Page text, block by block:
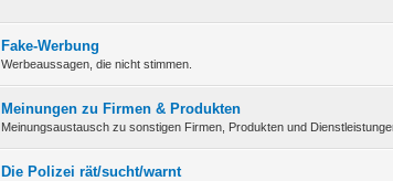
Fake-Werbung
Werbeaussagen, die nicht stimmen.
Meinungen zu Firmen & Produkten
Meinungsaustausch zu sonstigen Firmen, Produkten und
Die Polizei rät/sucht/warnt